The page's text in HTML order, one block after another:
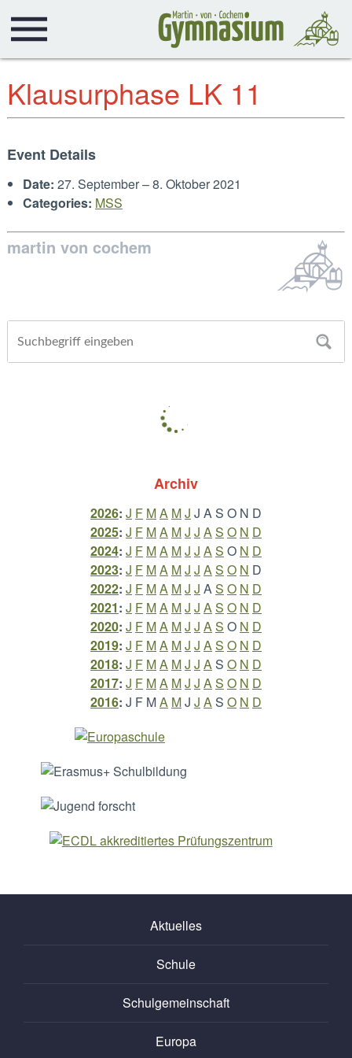
Klausurphase LK 11
Event Details
Date: 27. September–8. Oktober 2021
Categories: MSS
martin von cochem
Archiv
2026: J F MA MJ J AS O N D
2025: J F MA MJ J AS O N D
2024: J F MA MJ J AS O N D
2023: J F MA MJ J AS O N D
2022: J F MA MJ J AS O N D
2021: J F MA MJ J AS O N D
2020: J F MA MJ J AS O N D
2019: J F MA MJ J AS O N D
2018: J F MA MJ J AS O N D
2017: J F MA MJ J AS O N D
2016: J F MA MJ J AS O N D
Aktuelles
Schule
Schulgemeinschaft
Europa